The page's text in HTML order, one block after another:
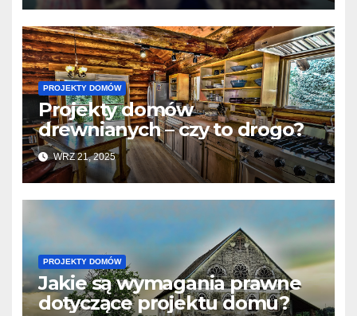
PROJEKTY DOMÓW
Projekty domów
drewnianych – czy to drogo?
WRZ 21, 2025
PROJEKTY DOMÓW
Jakie są wymagania prawne
dotyczące projektu domu?